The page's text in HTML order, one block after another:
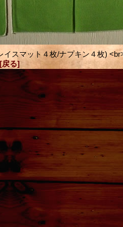
スマット４枚/ナプキン４枚)
[戻る]